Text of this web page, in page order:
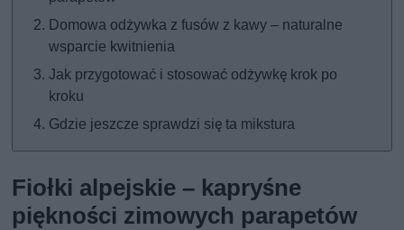
Domowa odżywka z fusów z kawy – naturalne
wsparcie kwitnienia
Jak przygotować i stosować odżywkę krok po
kroku
Gdzie jeszcze sprawdzi się ta mikstura
Fiołki alpejskie – kapryśne
piękności zimowych parapetów